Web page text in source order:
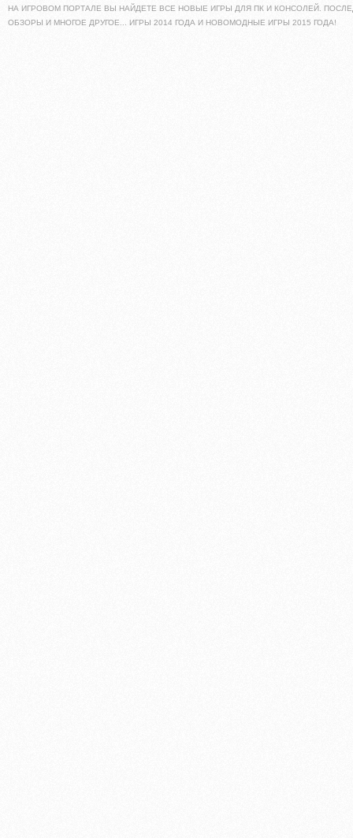
НА ИГРОВОМ ПОРТАЛЕ ВЫ НАЙДЕТЕ ВСЕ НОВЫЕ ИГРЫ ДЛЯ ПК И КОНСОЛЕЙ.
ОБЗОРЫ И МНОГОЕ ДРУГОЕ... ИГРЫ 2014 ГОДА И НОВОМОДНЫЕ ИГРЫ 2015 ГОДА!